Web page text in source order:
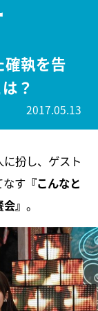
執を告
？
2017.05.13
扮し、ゲスト
なす『こんなと
』 。